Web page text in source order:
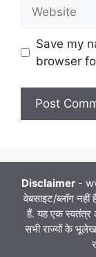
Save my
browser
Disclaimer-
वेबसाइट/ब्लॉग नहीं
हैं. यह एक स्वतंत्र
सभी राज्यों के